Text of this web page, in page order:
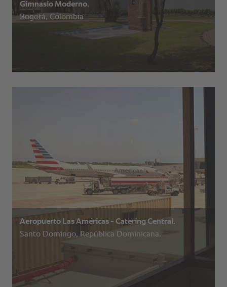
Gimnasio Moderno.
Bogotá, Colombia
Aeropuerto Las Américas - Catering Central.
Santo Domingo, República Dominicana.